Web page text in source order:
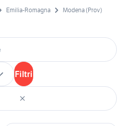
Emilia-Romagna Modena (Prov)
Filtri